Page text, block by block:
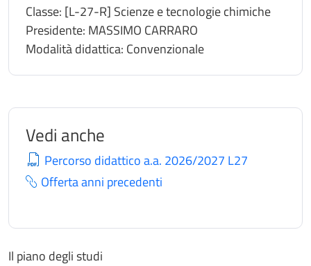
Classe: [L-27-R] Scienze e tecnologie chimiche
Presidente: MASSIMO CARRARO
Modalità didattica: Convenzionale
Vedi anche
Percorso didattico a.a. 2026/2027 L27
Offerta anni precedenti
Il piano degli studi